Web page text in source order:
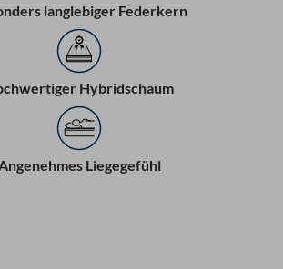
langlebiger Federkern
Hybridschaum
Liegegefühl